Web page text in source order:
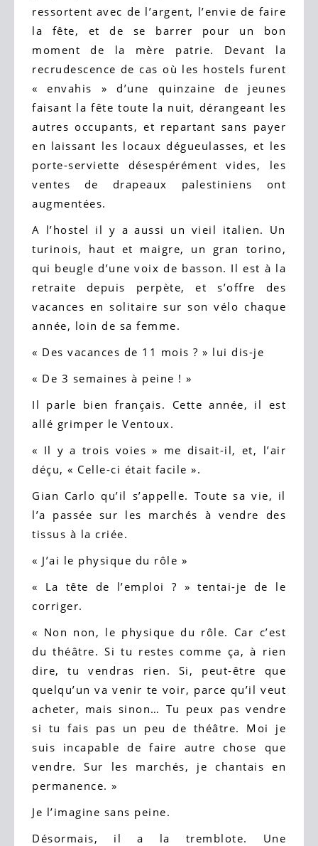
ressortent avec de l’argent, l’envie de faire
la fête, et de se barrer pour un bon
moment de la mère patrie. Devant la
recrudescence de cas où les hostels furent
« envahis » d’une quinzaine de jeunes
faisant la fête toute la nuit, dérangeant les
autres occupants, et repartant sans payer
en laissant les locaux dégueulasses, et les
porte-serviette désespérément vides, les
ventes de drapeaux palestiniens ont
augmentées.
A l’hostel il y a aussi un vieil italien. Un
turinois, haut et maigre, un gran torino,
qui beugle d’une voix de basson. Il est à la
retraite depuis perpète, et s’offre des
vacances en solitaire sur son vélo chaque
année, loin de sa femme.
« Des vacances de 11 mois ? » lui dis-je
« De 3 semaines à peine ! »
Il parle bien français. Cette année, il est
allé grimper le Ventoux.
« Il y a trois voies » me disait-il, et, l’air
déçu, « Celle-ci était facile ».
Gian Carlo qu’il s’appelle. Toute sa vie, il
l’a passée sur les marchés à vendre des
tissus à la criée.
« J’ai le physique du rôle »
« La tête de l’emploi ? » tentai-je de le
corriger.
« Non non, le physique du rôle. Car c’est
du théâtre. Si tu restes comme ça, à rien
dire, tu vendras rien. Si, peut-être que
quelqu’un va venir te voir, parce qu’il veut
acheter, mais sinon… Tu peux pas vendre
si tu fais pas un peu de théâtre. Moi je
suis incapable de faire autre chose que
vendre. Sur les marchés, je chantais en
permanence. »
Je l’imagine sans peine.
Désormais, il a la tremblote. Une